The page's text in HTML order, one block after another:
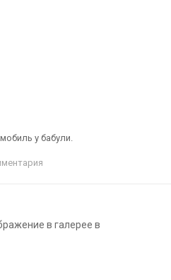
у бабули.
в галерее в